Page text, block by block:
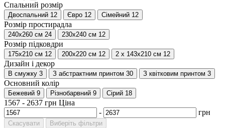
Спальний розмір
Двоспальний 12 Євро 12 Сімейний 12
Розмір простирадла
240х260 см 24 230x240 см 12
Розмір підковдри
175x210 см 12 200х220 см 12 2 х 143х210 см 12
Дизайн і декор
В смужку 3 З абстрактним принтом 30 З квітковим принтом 3
Основний колір
Бежевий 9 Різнобарвний 9 Сірий 18
1567 - 2637 грн Ціна
-
грн
Скасувати
Виберіть фільтри